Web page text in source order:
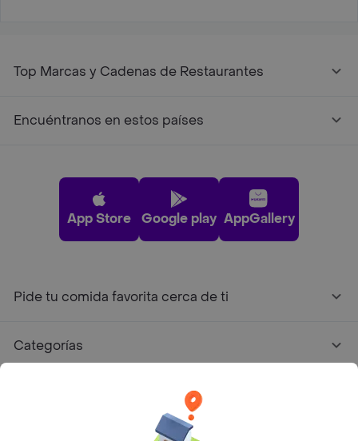
Top Marcas y Cadenas de Restaurantes
Encuéntranos en estos países
App Store Google play AppGallery
Pide tu comida favorita cerca de ti
Categorías